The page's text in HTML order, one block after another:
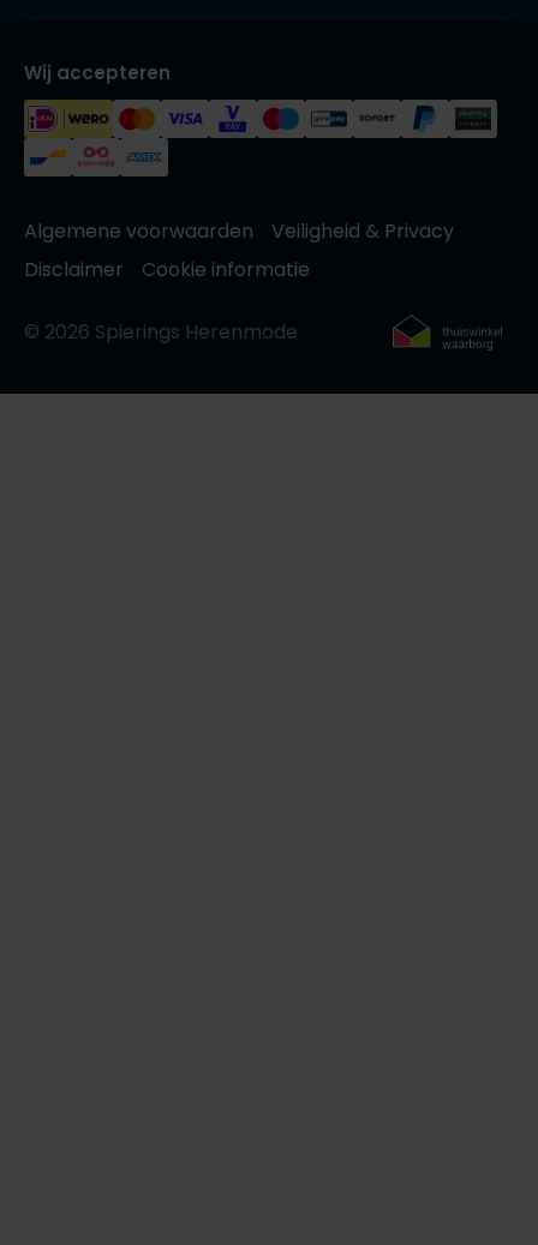
Wij accepteren
Algemene voorwaarden
Veiligheid & Privacy
Disclaimer
Cookie informatie
© 2026 Spierings Herenmode